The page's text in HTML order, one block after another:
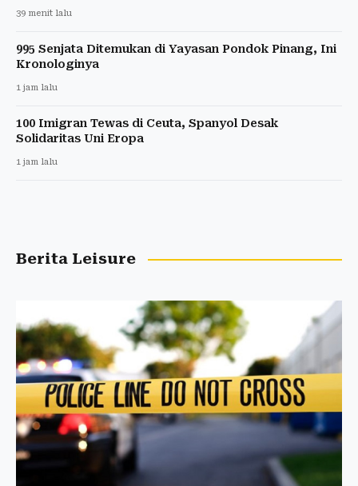
39 menit lalu
995 Senjata Ditemukan di Yayasan Pondok Pinang, Ini
Kronologinya
1 jam lalu
100 Imigran Tewas di Ceuta, Spanyol Desak
Solidaritas Uni Eropa
1 jam lalu
Berita Leisure